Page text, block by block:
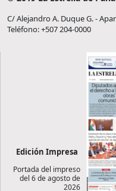
C/ Alejandro A. Duque G. -
Teléfono: +507 204-0000
Edición Impresa
Portada del impreso
del 6 de agosto de
2026